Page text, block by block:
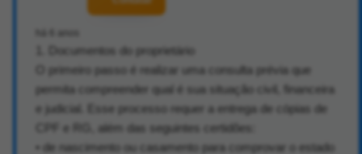
1. Documentos do proprietário
O primeiro passo é realizar uma consulta prévia que
permita compreender qual é sua situação civil, financeira
e judicial. Esse processo requer a entrega de cópias de
CPF e RG, além das seguintes certidões:
• de nascimento ou casamento para comprovar o estado